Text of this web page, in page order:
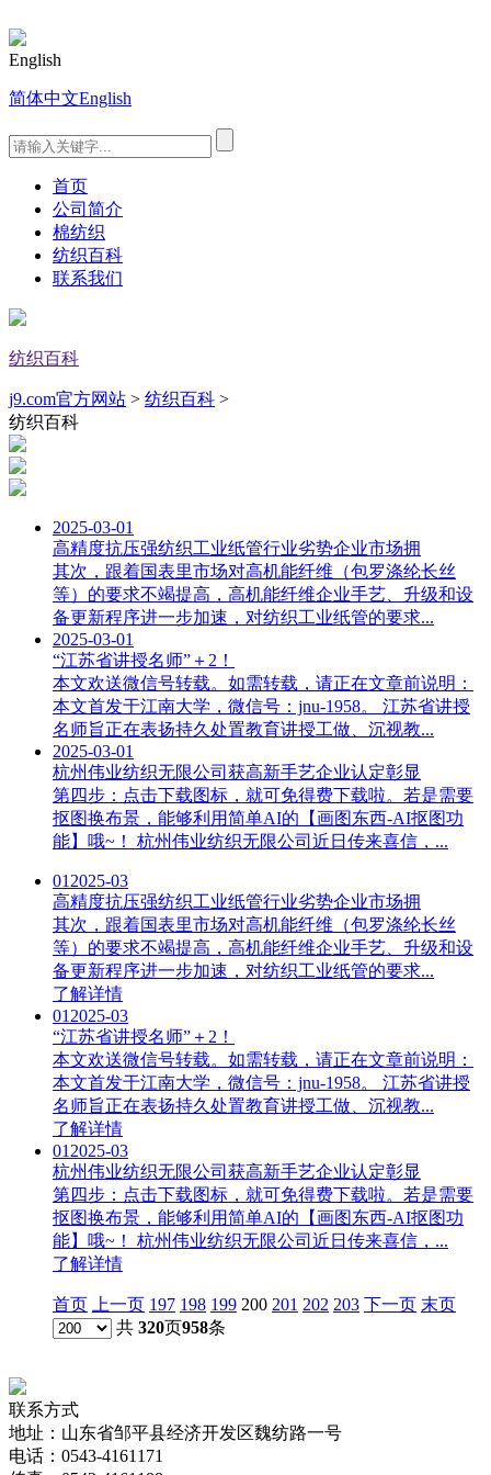
English
简体中文English
首页
公司简介
棉纺织
纺织百科
联系我们
纺织百科
j9.com官方网站 > 纺织百科 >
纺织百科
2025-03-01
高精度抗压强纺织工业纸管行业劣势企业市场拥
其次，跟着国表里市场对高机能纤维（包罗涤纶长丝
等）的要求不竭提高，高机能纤维企业手艺、升级和设
备更新程序进一步加速，对纺织工业纸管的要求...
2025-03-01
“江苏省讲授名师”＋2！
本文欢送微信号转载。如需转载，请正在文章前说明：
本文首发于江南大学，微信号：jnu-1958。 江苏省讲授
名师旨正在表扬持久处置教育讲授工做、沉视教...
2025-03-01
杭州伟业纺织无限公司获高新手艺企业认定彰显
第四步：点击下载图标，就可免得费下载啦。若是需要
抠图换布景，能够利用简单AI的【画图东西-AI抠图功
能】哦~！ 杭州伟业纺织无限公司近日传来喜信，...
01 2025-03
高精度抗压强纺织工业纸管行业劣势企业市场拥
其次，跟着国表里市场对高机能纤维（包罗涤纶长丝
等）的要求不竭提高，高机能纤维企业手艺、升级和设
备更新程序进一步加速，对纺织工业纸管的要求...
了解详情
01 2025-03
“江苏省讲授名师”＋2！
本文欢送微信号转载。如需转载，请正在文章前说明：
本文首发于江南大学，微信号：jnu-1958。 江苏省讲授
名师旨正在表扬持久处置教育讲授工做、沉视教...
了解详情
01 2025-03
杭州伟业纺织无限公司获高新手艺企业认定彰显
第四步：点击下载图标，就可免得费下载啦。若是需要
抠图换布景，能够利用简单AI的【画图东西-AI抠图功
能】哦~！ 杭州伟业纺织无限公司近日传来喜信，...
了解详情
首页 上一页 197 198 199 200 201 202 203 下一页 末页
共 320页958条
联系方式
地址：山东省邹平县经济开发区魏纺路一号
电话：0543-4161171